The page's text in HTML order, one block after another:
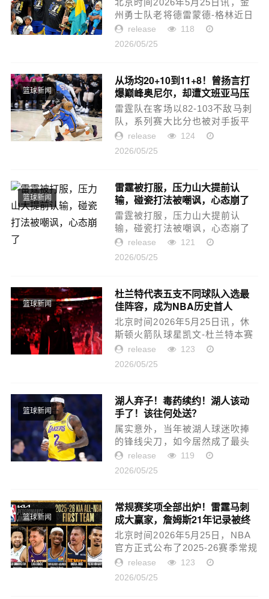
州勇士队老将德雷蒙德-格林近日
在播客中谈到了自己职业生涯最
有成就感的一座总冠军，他直言
release
118
2026/05/25
篮球新闻
从场均20+10到11+8！曾扬言打
爆巅峰奥尼尔，却遭文班亚马压
制
雷霆队在客场以82-103不敌马刺
队，系列赛大比分也被对手扳平
至2-2！从这一场比赛可以看出，
但马刺队在防守端上了强度，再
非...
release
124
2026/05/25
篮球新闻
雷霆被打服，压力山大提前认
输，碰瓷打法被嘲讽，心态崩了
雷霆被打服，压力山大提前认
输，碰瓷打法被嘲讽，心态崩了
今天，马刺在主场大比分战胜雷
霆，双方系列赛来到了二比二，
亚历山大可...
release
121
2026/05/25
篮球新闻
杜兰特代表五支不同球队入选最
佳阵容，成为NBA历史首人
北京时间2026年5月25日讯，休
斯顿火箭队球星凯文-杜兰特本赛
季入选最佳阵容，成为NBA历史
上首位在五支不同球队入选最佳
release
123
2026/05/25
篮球新闻
湖人弃子！毒药续约！湖人该动
手了！该往何处送？
属实意外，当年被湖人球迷吹捧
的锋线尖刀，如今居然成了最头
疼的包袱。今日，前湖人队记、
湖人媒体人Jovan Buha爆料，湖
很...
release
119
2026/05/25
篮球新闻
常规赛奖项全部出炉！雷霆马刺
成大赢家，詹姆斯21年记录被终
结
北京时间2026年5月25日，NBA
官方正式公布了2025-26赛季常规
赛的最佳阵容，其中入选最佳一
阵的五名球员分别是活塞队的坎
release
123
2026/05/25